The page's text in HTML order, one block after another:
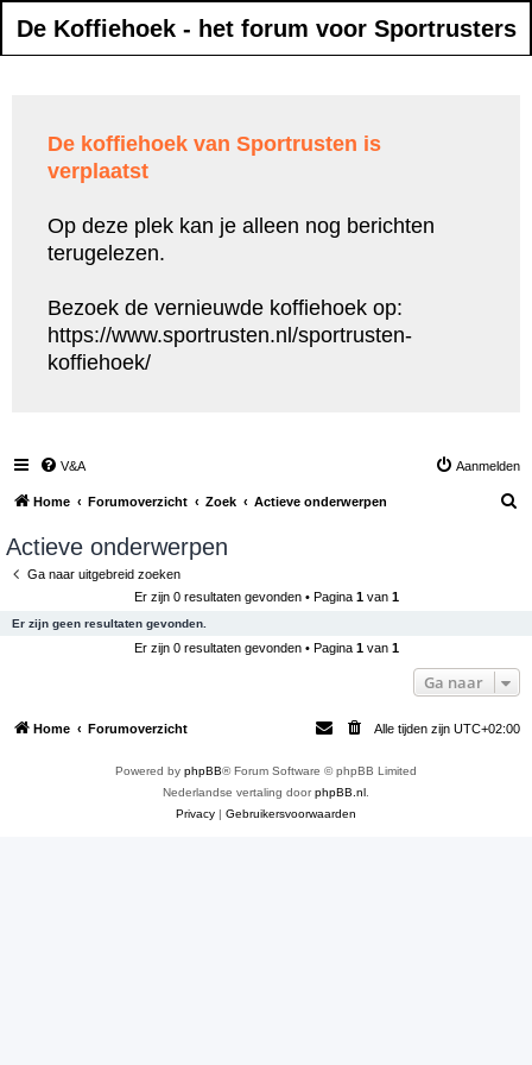
De Koffiehoek - het forum voor Sportrusters
De koffiehoek van Sportrusten is
verplaatst
Op deze plek kan je alleen nog berichten
terugelezen.
Bezoek de vernieuwde koffiehoek op:
https://www.sportrusten.nl/sportrusten-
koffiehoek/
V&A Aanmelden
Home Forumoverzicht Zoek Actieve onderwerpen
Actieve onderwerpen
Ga naar uitgebreid zoeken
Er zijn 0 resultaten gevonden • Pagina 1van 1
Er zijn geen resultaten gevonden.
Er zijn 0 resultaten gevonden • Pagina 1van 1
Ga naar
Home Forumoverzicht Alle tijden zijn UTC+02:00
Powered by phpBB® Forum Software © phpBB Limited
Nederlandse vertaling doorphpBB.nl
Privacy | Gebruikersvoorwaarden